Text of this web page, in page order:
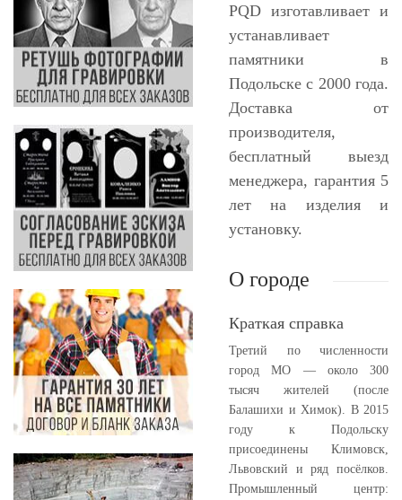
PQD изготавливает и
устанавливает
памятники в
Подольске с 2000 года.
Доставка от
производителя,
бесплатный выезд
менеджера, гарантия 5
лет на изделия и
установку.
О городе
Краткая справка
Третий по численности
город МО — около 300
тысяч жителей (после
Балашихи и Химок). В 2015
году к Подольску
присоединены Климовск,
Львовский и ряд посёлков.
Промышленный центр: